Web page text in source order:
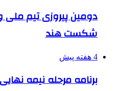
دومین پیروزی تیم ملی
شکست هند
4 هفته پیش
برنامه مرحله نیمه